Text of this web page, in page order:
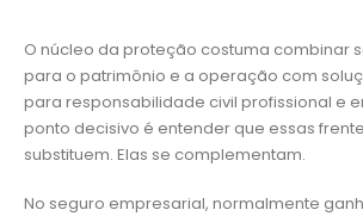
O núcleo da proteção costuma combinar
para o patrimônio e a operação com
para responsabilidade civil profissional e
ponto decisivo é entender que essas
substituem. Elas se complementam.
No seguro empresarial, normalmente